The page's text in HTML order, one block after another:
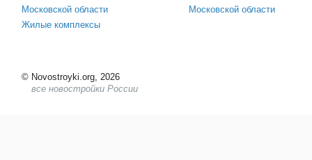
Московской области
Жилые комплексы
Московской области
© Novostroyki.org, 2026
все новостройки России